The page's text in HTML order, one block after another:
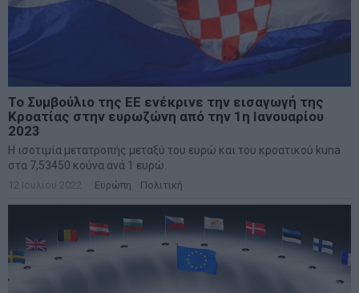
Το Συμβούλιο της ΕΕ ενέκρινε την εισαγωγή της
Κροατίας στην ευρωζώνη από την 1η Ιανουαρίου
2023
Η ισοτιμία μετατροπής μεταξύ του ευρώ και του κροατικού kuna
στα 7,53450 κούνα ανά 1 ευρώ.
12 Ιουλίου 2022 Ευρώπη Πολιτική